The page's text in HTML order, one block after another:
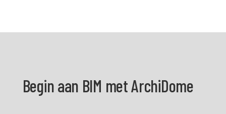
Begin aan BIM met ArchiDome